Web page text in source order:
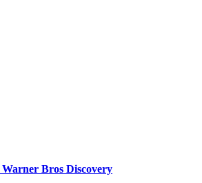
Bros Discovery